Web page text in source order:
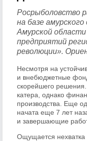
Росрыболовство
на базе
Амурской
предприятий
революции».
Несмотря на
и внебюджетные
скорейшего решения.
катера, однако
производства. Еще
начата еще 7 лет
и завершающие
Ощущается нехватка